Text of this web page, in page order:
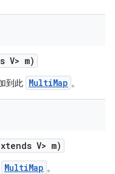
V> m)
到此 MultiMap 。
V> m)
MultiMap 。